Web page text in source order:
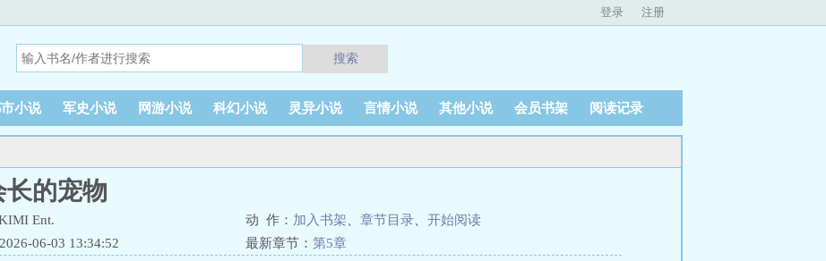
登录 注册
搜索
小说 军史小说 网游小说 科幻小说 灵异小说 言情小说 其他小说 会员书架 阅读记录
长的宠物
Ent. 动 作： 加入书架 章节目录
开始阅读
06-03 13:34:52
最新章节： 第5章